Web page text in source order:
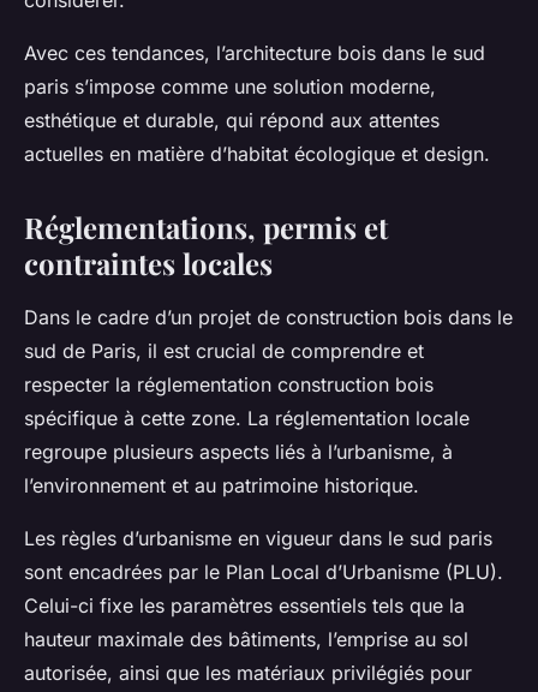
Avec ces tendances, l’architecture bois dans le sud
paris s’impose comme une solution moderne,
esthétique et durable, qui répond aux attentes
actuelles en matière d’habitat écologique et design.
Réglementations, permis et
contraintes locales
Dans le cadre d’un projet de construction bois dans le
sud de Paris, il est crucial de comprendre et
respecter la réglementation construction bois
spécifique à cette zone. La réglementation locale
regroupe plusieurs aspects liés à l’urbanisme, à
l’environnement et au patrimoine historique.
Les règles d’urbanisme en vigueur dans le sud paris
sont encadrées par le Plan Local d’Urbanisme (PLU).
Celui-ci fixe les paramètres essentiels tels que la
hauteur maximale des bâtiments, l’emprise au sol
autorisée, ainsi que les matériaux privilégiés pour